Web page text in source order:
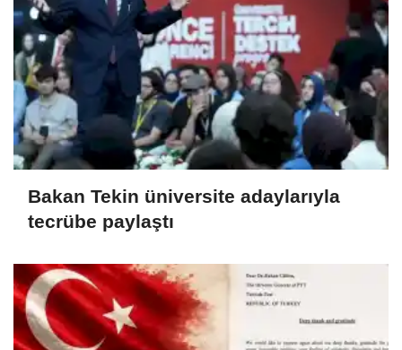
Bakan Tekin üniversite adaylarıyla
tecrübe paylaştı